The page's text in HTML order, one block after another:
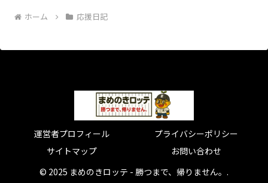
ホーム 応援日記
運営者プロフィール
プライバシーポリシー
サイトマップ
お問い合わせ
© 2025 まめのきロッテ - 勝つまで、帰りません。.